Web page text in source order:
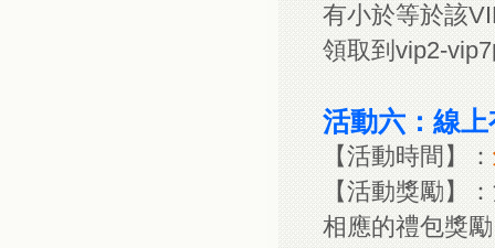
有小於等於該
領取到vip2-
活動六：線
【活動時間】：
【活動獎勵】
相應的禮包獎